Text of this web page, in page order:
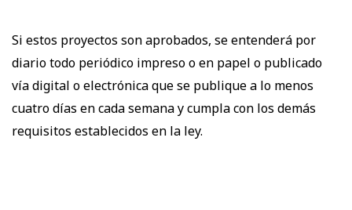
Si estos proyectos son aprobados, se entenderá por
diario todo periódico impreso o en papel o publicado
vía digital o electrónica que se publique a lo menos
cuatro días en cada semana y cumpla con los demás
requisitos establecidos en la ley.